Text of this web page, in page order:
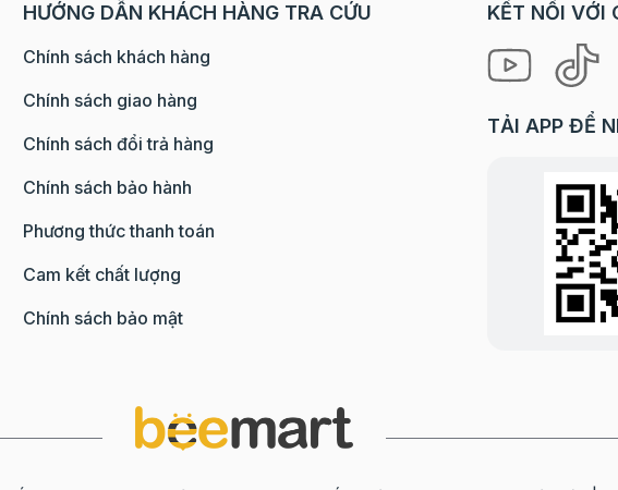
rây.
vào từ từ, trộn đều. Thêm bơ đã làm tan và sữa vào trộn nhẹ
hợp bột vào khuôn đem nướng ở nhiệt độ 170 độ C, khoảng
dâu tây tươi,...
dẫn phải không nào? Chúc các bạn thành công nhé!
HƯỚNG DẪN KHÁCH HÀNG TRA CỨU
Chính sách khách hàng
Chính sách giao hàng
Chính sách đổi trả hàng
Chính sách bảo hành
Phương thức thanh toán
Cam kết chất lượng
Chính sách bảo mật
KẾT NỐI VỚI
TẢI APP ĐỂ